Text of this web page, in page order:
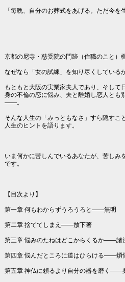
「毎晩、自分のお葬式をあげる。ただ今を
京都の尼寺・慈受院の門跡（住職のこと）
なぜなら「女の試練」を知り尽くしているか
もともと大阪の実業家夫人であり、そして
身の不倫の恋に悩み、夫と離婚し恋人とも
――。
そんな人生の「みっともなさ」すら隠すこ
人生のヒントを語ります。
いま何かに苦しんでいるあなたが、苦しみ
です。
【目次より】
第一章 何もわからずうろうろと――無明
第二章 捨ててしまえ――放下著
第三章 悩みのたねはどこからくるか――諸
第四章 悩んだところに道はひらける――煩
第五章 神仏に頼るより自分の器を磨く――